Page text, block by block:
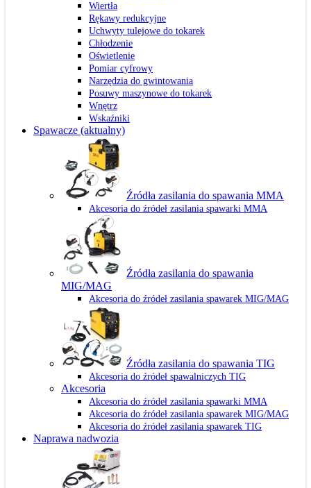
Wiertła
Rękawy redukcyjne
Uchwyty tulejowe do tokarek
Chłodzenie
Oświetlenie
Pomiar cyfrowy
Narzędzia do gwintowania
Posuwy maszynowe do tokarek
Wnętrz
Wskaźniki
Spawacze (aktualny)
Źródła zasilania do spawania MMA
Akcesoria do źródeł zasilania spawarki MMA
Źródła zasilania do spawania
MIG/MAG
Akcesoria do źródeł zasilania spawarek MIG/MAG
Źródła zasilania do spawania TIG
Akcesoria do źródeł spawalniczych TIG
Akcesoria
Akcesoria do źródeł zasilania spawarki MMA
Akcesoria do źródeł zasilania spawarek MIG/MAG
Akcesoria do źródeł zasilania spawarek TIG
Naprawa nadwozia